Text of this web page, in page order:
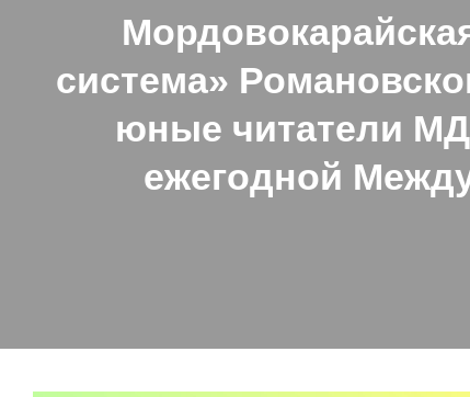
система»
юные читатели
ежегодной